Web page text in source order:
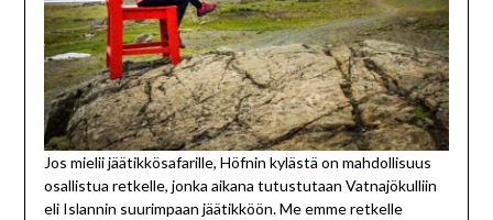
Jos mielii jäätikkösafarille, Höfnin kylästä on mahdollisuus
osallistua retkelle, jonka aikana tutustutaan Vatnajökulliin
eli Islannin suurimpaan jäätikköön. Me emme retkelle